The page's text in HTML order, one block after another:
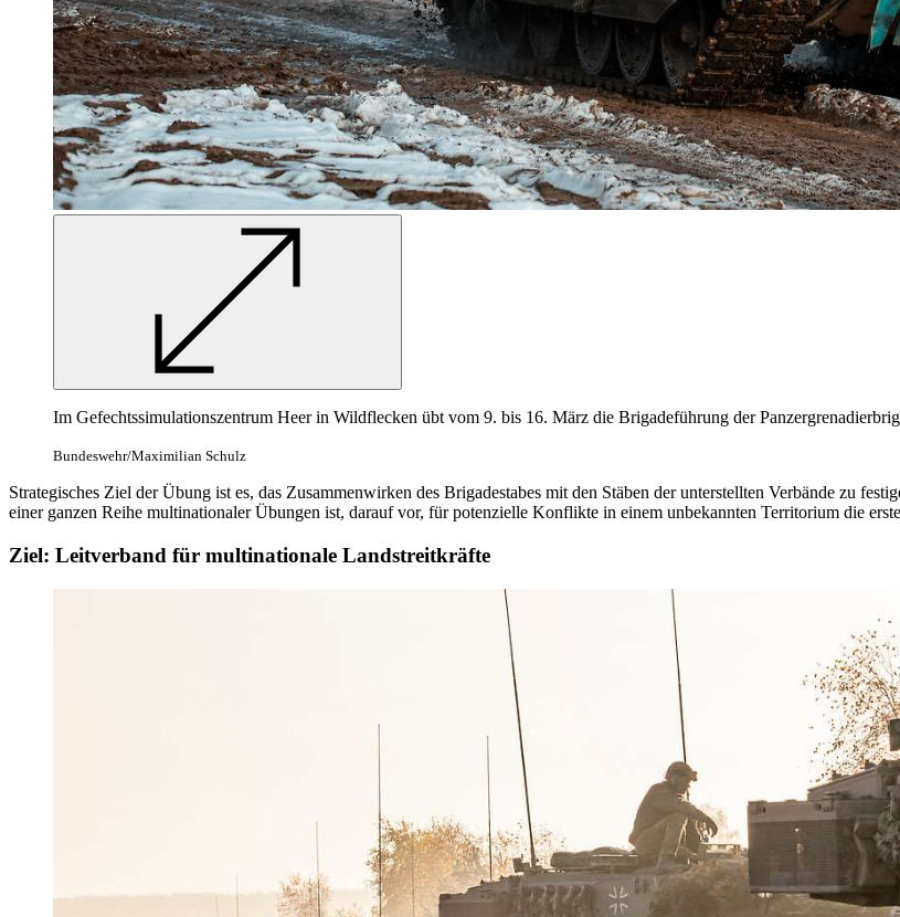
Im Gefechtssimulationszentrum Heer in Wildflecken übt vom 9. bis 16. März die Brigadeführung der
Bundeswehr/Maximilian Schulz
Strategisches Ziel der Übung ist es, das Zusammenwirken des Brigadestabes mit den Stäben der unterstellten Verbände zu
einer ganzen Reihe multinationaler Übungen ist, darauf vor, für potenzielle Konflikte in einem unbekannten Territorium die
Ziel: Leitverband für multinationale Landstreitkräfte